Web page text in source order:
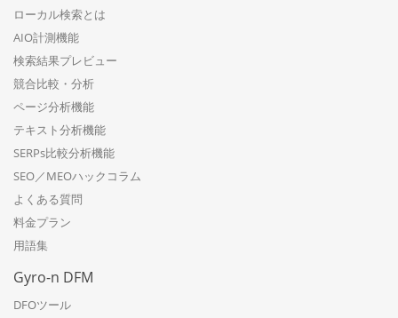
ローカル検索とは
AIO計測機能
検索結果プレビュー
競合比較・分析
ページ分析機能
テキスト分析機能
SERPs比較分析機能
SEO／MEOハックコラム
よくある質問
料金プラン
用語集
Gyro-n DFM
DFOツール